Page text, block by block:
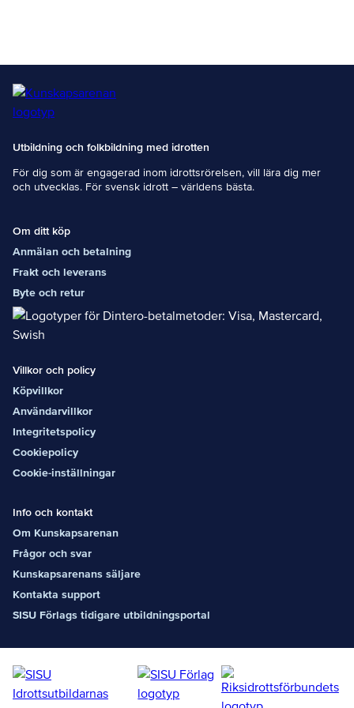
och inte tävlar,
kallade
sjövägsreglern
a.
Utbildning och folkbildning med idrotten
För dig som är engagerad inom idrottsrörelsen, vill lära dig mer
och utvecklas. För svensk idrott – världens bästa.
Om ditt köp
Anmälan och betalning
Frakt och leverans
Byte och retur
Villkor och policy
Köpvillkor
Användarvillkor
Integritetspolicy
Cookiepolicy
Cookie-inställningar
Info och kontakt
Om Kunskapsarenan
Frågor och svar
Kunskapsarenans säljare
Kontakta support
SISU Förlags tidigare utbildningsportal